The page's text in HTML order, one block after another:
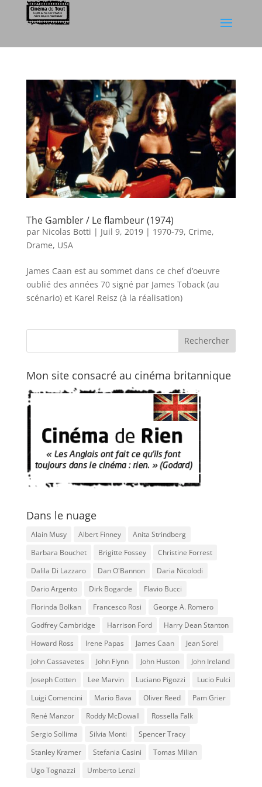
The Gambler / Le flambeur (1974)
par Nicolas Botti | Juil 9, 2019| 1970-79, Crime,
Drame, USA
James Caan est au sommet dans ce chef d’oeuvre
oublié des années 70 signé par James Toback (au
scénario) et Karel Reisz (à la réalisation)
Mon site consacré au cinéma britannique
Dans le nuage
Alain Musy Albert Finney
Anita Strindberg
Barbara Bouchet
Brigitte Fossey
Christine Forrest
Dalila Di Lazzaro
Dan O'Bannon
Daria Nicolodi
Dario Argento
Dirk Bogarde
Flavio Bucci
Florinda Bolkan
Francesco Rosi
George A. Romero
Godfrey Cambridge
Harrison Ford
Harry Dean Stanton
Howard Ross
Irene Papas James Caan
Jean Sorel
John Cassavetes
John Flynn John Huston
John Ireland
Joseph Cotten
Lee Marvin Luciano Pigozzi
Lucio Fulci
Luigi Comencini
Mario Bava Oliver Reed
Pam Grier
René Manzor
Roddy McDowall
Rossella Falk
Sergio Sollima
Silvia Monti
Spencer Tracy
Stanley Kramer
Stefania Casini
Tomas Milian
Ugo Tognazzi
Umberto Lenzi